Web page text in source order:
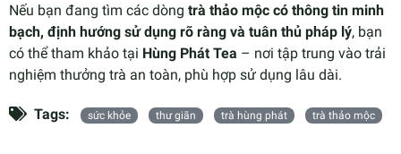
Nếu bạn đang tìm các dòng trà thảo mộc có thông tin minh
bạch, định hướng sử dụng rõ ràng và tuân thủ pháp lý, bạn
có thể tham khảo tại Hùng Phát Tea – nơi tập trung vào trải
nghiệm thưởng trà an toàn, phù hợp sử dụng lâu dài.
Tags: sức khỏe thư giãn trà hùng phát trà thảo mộc